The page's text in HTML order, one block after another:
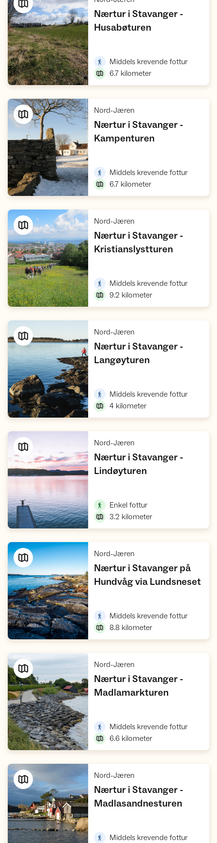
Nærtur i Stavanger -
Husabøturen,
Middels krevende fottur,
6.7 kilometer
Nord-Jæren
Nærtur i Stavanger -
Kampenturen,
Middels krevende fottur,
6.7 kilometer
Nord-Jæren
Nærtur i Stavanger -
Kristianslystturen,
Middels krevende fottur,
9.2 kilometer
Nord-Jæren
Nærtur i Stavanger -
Langøyturen,
Middels krevende fottur,
4 kilometer
Nord-Jæren
Nærtur i Stavanger -
Lindøyturen,
Enkel fottur,
3.2 kilometer
Nord-Jæren
Nærtur i Stavanger på
Hundvåg via Lundsneset
Middels krevende fottur,
8.8 kilometer
Nord-Jæren
Nærtur i Stavanger -
Madlamarkturen,
Middels krevende fottur,
6.6 kilometer
Nord-Jæren
Nærtur i Stavanger -
Madlasandnesturen,
Middels krevende fottur,